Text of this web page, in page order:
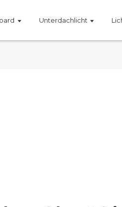
Unterdachlicht